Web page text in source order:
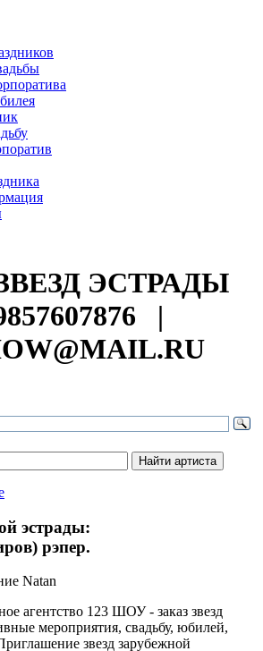
ЭСТРАДЫ
|
эстрады:
рэпер.
агентство 123 ШОУ - заказ звезд
мероприятия, свадьбу, юбилей,
звезд зарубежной